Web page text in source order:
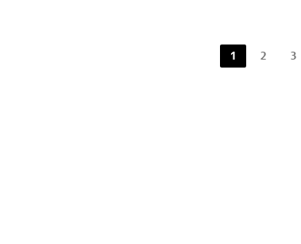
1 2 3